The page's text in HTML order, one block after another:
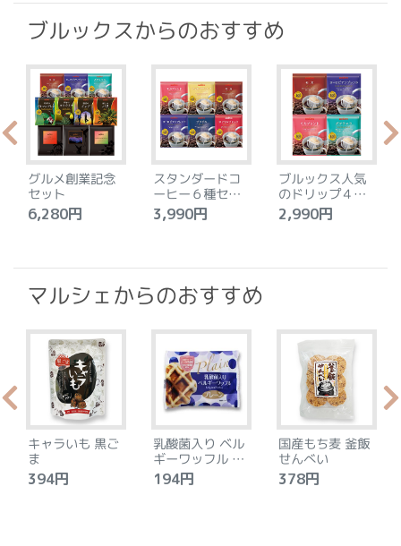
ブルックスからのおすすめ
グルメ創業記念
セット
6,280円
スタンダードコ
ーヒー６種セッ
ト
3,990円
ブルックス人気
のドリップ４種
セット
2,990円
マルシェからのおすすめ
キャラいも 黒ご
ま
394円
乳酸菌入り ベル
ギーワッフル プ
レーン
194円
国産もち麦 釜飯
せんべい
378円